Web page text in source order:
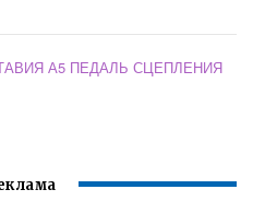
А5 ПЕДАЛЬ СЦЕПЛЕНИЯ